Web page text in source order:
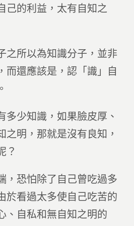
己的利益，太有自知之
所以為知識分子，並非
而還應該是，認「識」自
少知識，如果臉皮厚、
之明，那就是沒有良知，
？
，恐怕除了自己曾吃過多
於看過太多使自己吃苦的
、自私和無自知之明的